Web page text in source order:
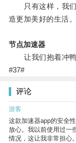
只有这样，我们
造更加美好的生活。
节点加速器
让我们抱着冲鸭
#37#
评论
游客
这款加速器app的安全
放心。我以前使用过一
情况，这让我非常担心。